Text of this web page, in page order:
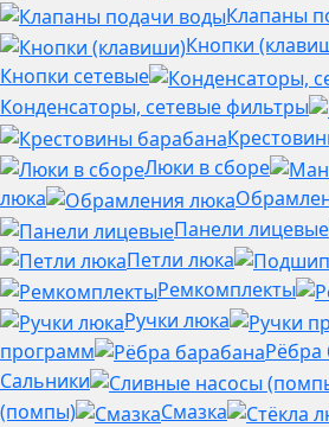
Клапаны
Кнопки
Кнопки сетевые
Конденсаторы, сетевые фильтры
Люки в сборе
люка
Панели лицевые
Петли люка
Ремкомплекты
Ручки люка
программ
Рёбра
Сальники
(помпы)
Смазка